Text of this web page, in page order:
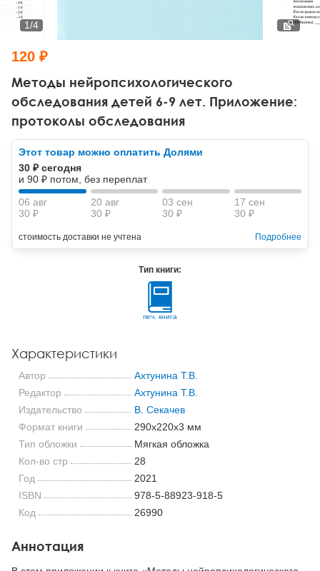
Тревожные расстройства, панические атаки
Психодрама
Другие направления психотерапии
Классический, эриксоновский гипноз и НЛП
НЛП
Психология труда и эргономика
Социальная психология
Социальная и организационная психология
Классический и юнгианский психоанализ
Методы нейропсихологического
обследования детей 6-9 лет. Приложение:
протоколы обследования
1/4
120 ₽
Этот товар можно оплатить Долями
30 ₽ сегодня
и 90 ₽ потом, без переплат
06 авг
30 ₽
20 авг
30 ₽
03 сен
30 ₽
17 сен
30 ₽
стоимость доставки не учтена Подробнее
Тип книги:
печ. книга
Характеристики
Автор
Ахтунина Т.В.
Редактор
Ахтунина Т.В.
Издательство
В. Секачев
Формат книги
290x220x3 мм
Тип обложки
Мягкая обложка
Кол-во стр
28
Год
2021
ISBN
978-5-88923-918-5
Код
26990
Аннотация